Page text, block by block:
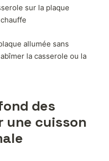
sur la plaque
allumée sans
la casserole ou la
des
une cuisson